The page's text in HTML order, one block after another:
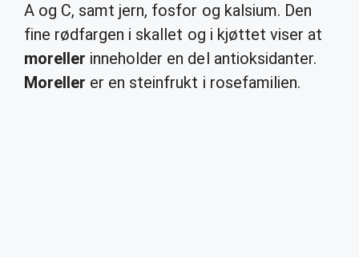
A og C, samt jern, fosfor og kalsium. Den
fine rødfargen i skallet og i kjøttet viser at
moreller inneholder en del antioksidanter.
Moreller er en steinfrukt i rosefamilien.